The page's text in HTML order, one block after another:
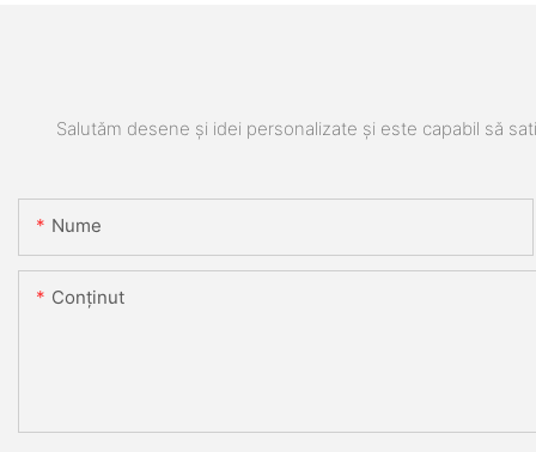
Salutăm desene și idei personalizate și este capabil să
Nume
Conţinut